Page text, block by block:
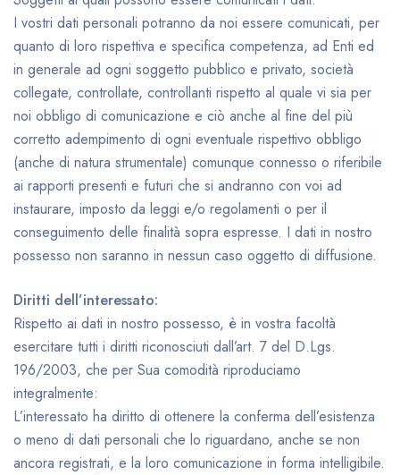
I vostri dati personali potranno da noi essere comunicati, per
quanto di loro rispettiva e specifica competenza, ad Enti ed
in generale ad ogni soggetto pubblico e privato, società
collegate, controllate, controllanti rispetto al quale vi sia per
noi obbligo di comunicazione e ciò anche al fine del più
corretto adempimento di ogni eventuale rispettivo obbligo
(anche di natura strumentale) comunque connesso o riferibile
ai rapporti presenti e futuri che si andranno con voi ad
instaurare, imposto da leggi e/o regolamenti o per il
conseguimento delle finalità sopra espresse. I dati in nostro
possesso non saranno in nessun caso oggetto di diffusione.
Diritti dell’interessato:
Rispetto ai dati in nostro possesso, è in vostra facoltà
esercitare tutti i diritti riconosciuti dall’art. 7 del D.Lgs.
196/2003, che per Sua comodità riproduciamo
integralmente:
L’interessato ha diritto di ottenere la conferma dell’esistenza
o meno di dati personali che lo riguardano, anche se non
ancora registrati, e la loro comunicazione in forma intelligibile.